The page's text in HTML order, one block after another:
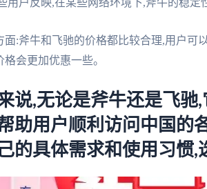
用户反映,在某些网络环境下,斧牛的稳定
面:斧牛和飞驰的价格都比较合理,用户可
格会更加优惠一些。
说,无论是斧牛还是飞驰
助用户顺利访问中国的
的具体需求和使用习惯,